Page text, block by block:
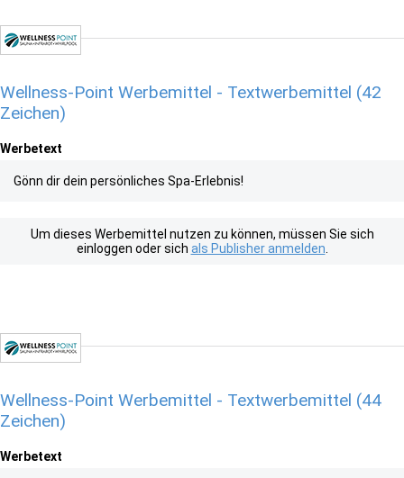
Wellness-Point Werbemittel - Textwerbemittel (42
Zeichen)
Werbetext
Gönn dir dein persönliches Spa-Erlebnis!
Um dieses Werbemittel nutzen zu können, müssen Sie sich
einloggen oder sich als Publisher anmelden
Wellness-Point Werbemittel - Textwerbemittel (44
Zeichen)
Werbetext